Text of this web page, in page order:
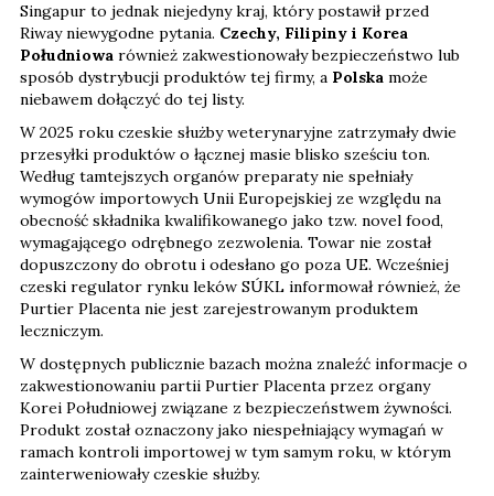
Singapur to jednak niejedyny kraj, który postawił przed
Riway niewygodne pytania. Czechy, Filipiny i Korea
Południowa również zakwestionowały bezpieczeństwo lub
sposób dystrybucji produktów tej firmy, a Polska może
niebawem dołączyć do tej listy.
W 2025 roku czeskie służby weterynaryjne zatrzymały dwie
przesyłki produktów o łącznej masie blisko sześciu ton.
Według tamtejszych organów preparaty nie spełniały
wymogów importowych Unii Europejskiej ze względu na
obecność składnika kwalifikowanego jako tzw. novel food,
wymagającego odrębnego zezwolenia. Towar nie został
dopuszczony do obrotu i odesłano go poza UE. Wcześniej
czeski regulator rynku leków SÚKL informował również, że
Purtier Placenta nie jest zarejestrowanym produktem
leczniczym.
W dostępnych publicznie bazach można znaleźć informacje o
zakwestionowaniu partii Purtier Placenta przez organy
Korei Południowej związane z bezpieczeństwem żywności.
Produkt został oznaczony jako niespełniający wymagań w
ramach kontroli importowej w tym samym roku, w którym
zainterweniowały czeskie służby.